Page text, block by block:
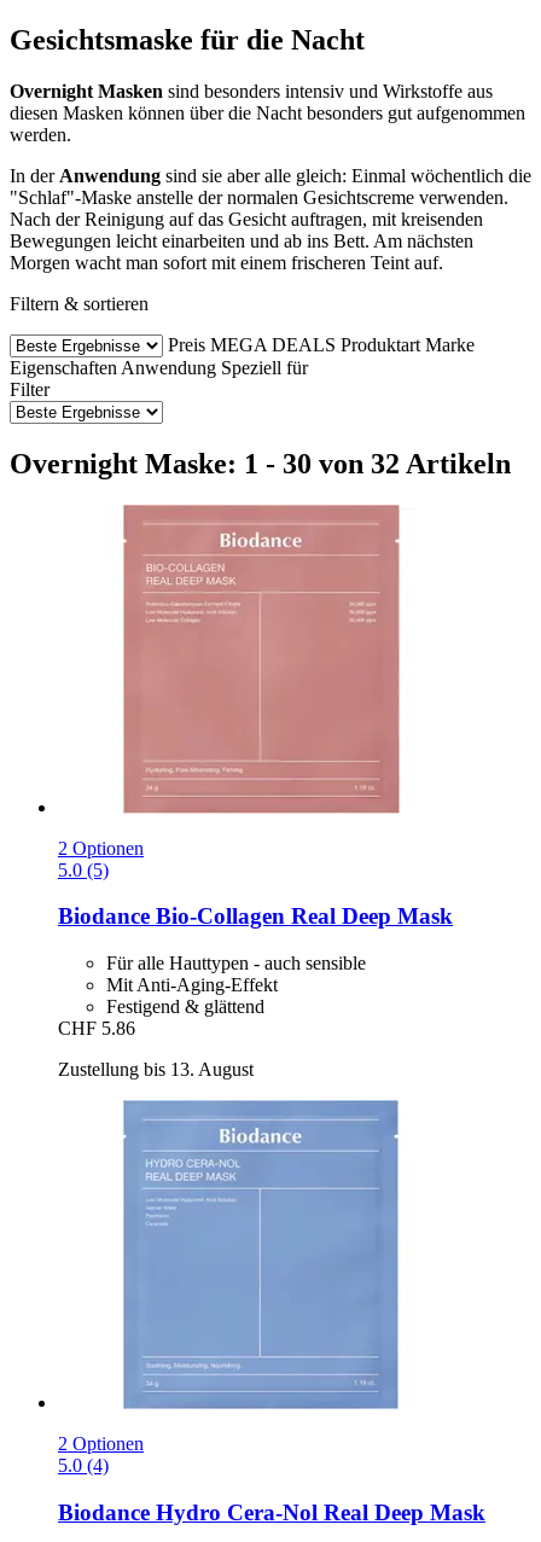
Gesichtsmaske für die Nacht
Overnight Masken sind besonders intensiv und Wirkstoffe aus
diesen Masken können über die Nacht besonders gut aufgenommen
werden.
In der Anwendung sind sie aber alle gleich: Einmal wöchentlich die
"Schlaf"-Maske anstelle der normalen Gesichtscreme verwenden.
Nach der Reinigung auf das Gesicht auftragen, mit kreisenden
Bewegungen leicht einarbeiten und ab ins Bett. Am nächsten
Morgen wacht man sofort mit einem frischeren Teint auf.
Filtern & sortieren
Preis MEGA DEALS Produktart Marke
Eigenschaften Anwendung Speziell für
Filter
Overnight Maske: 1 - 30 von 32 Artikeln
2 Optionen
5.0 (5)
Biodance Bio-​Collagen Real Deep Mask
Für alle Hauttypen - auch sensible
Mit Anti-Aging-Effekt
Festigend & glättend
CHF 5.86
Zustellung bis 13. August
2 Optionen
5.0 (4)
Biodance Hydro Cera-​Nol Real Deep Mask